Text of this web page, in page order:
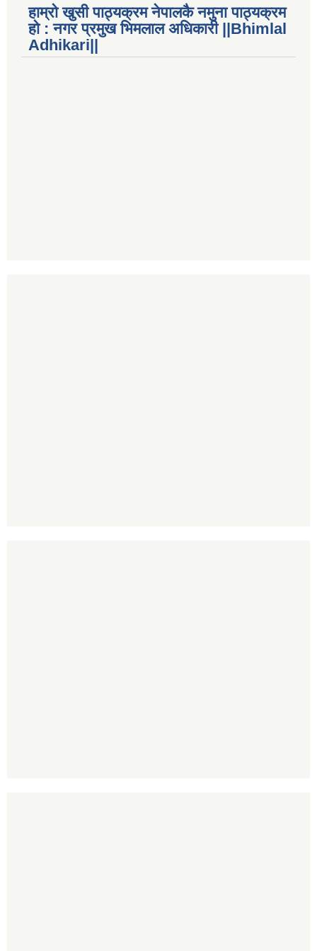
हाम्रो खुसी पाठ्यक्रम नेपालकै नमुना पाठ्यक्रम
हो : नगर प्रमुख भिमलाल अधिकारी ||Bhimlal
Adhikari||